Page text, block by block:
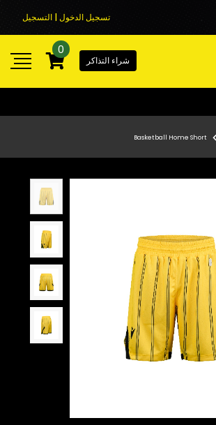
تسجيل الدخول | التسجيل
شراء التذاكر
0
Basketball Home Short